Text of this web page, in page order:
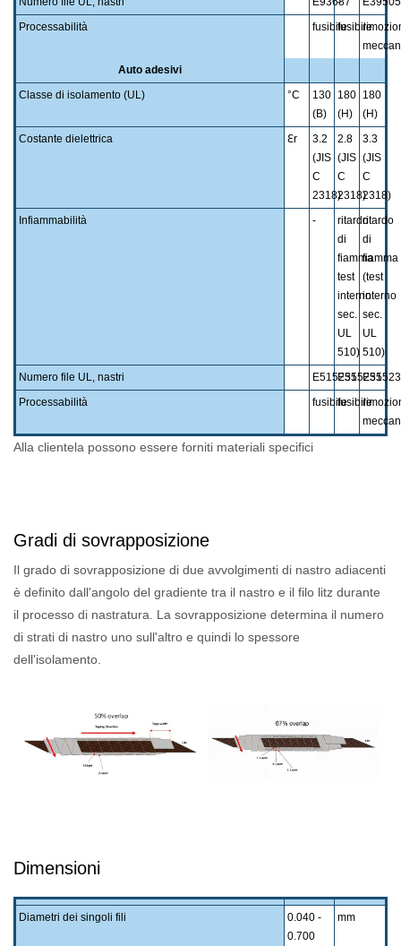
Processabilità
fusibilefusibile
Auto adesivi
Classe di isolamento (UL)
°C
130
(B)
180
(H)
180
(H)
Costante dielettrica
ℇr
3.2
(JIS
C
2318)
2.8
(JIS
C
2318)
3.3
(JIS
C
2318)
Infiammabilità
-
ritardo
di
fiamma
test
interno
sec.
UL
510)
ritardo
di
fiamma
(test
interno
sec.
UL
510)
Numero file UL, nastri
E515235E515235
Processabilità
fusibilefusibile
Alla clientela possono essere forniti materiali specifici
Gradi di sovrapposizione
Il grado di sovrapposizione di due avvolgimenti di nastro adiacenti
è definito dall'angolo del gradiente tra il nastro e il filo litz durante
il processo di nastratura. La sovrapposizione determina il numero
di strati di nastro uno sull'altro e quindi lo spessore
dell'isolamento.
Dimensioni
Diametri dei singoli fili
0.040 -
0.700
mm